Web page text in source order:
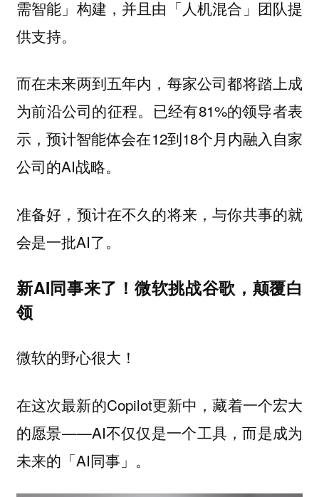
需智能」构建，并且由「人机混合」团队提
供支持。
而在未来两到五年内，每家公司都将踏上成
为前沿公司的征程。已经有81%的领导者表
示，预计智能体会在12到18个月内融入自家
公司的AI战略。
准备好，预计在不久的将来，与你共事的就
会是一批AI了。
新AI同事来了！微软挑战谷歌，颠覆白
领
微软的野心很大！
在这次最新的Copilot更新中，藏着一个宏大
的愿景——AI不仅仅是一个工具，而是成为
未来的「AI同事」。